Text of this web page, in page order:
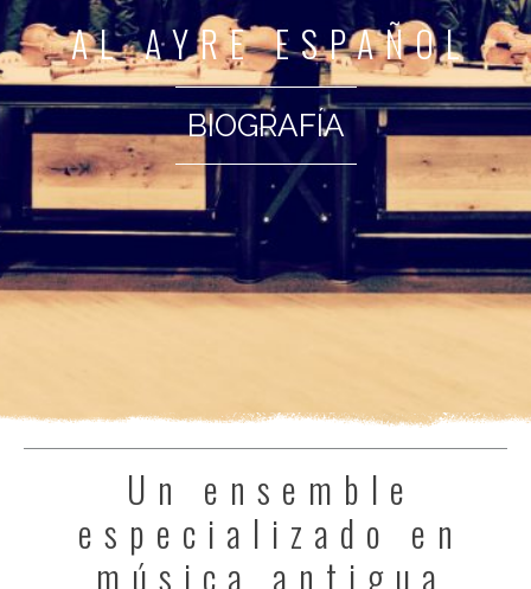
AL AYRE ESPAÑOL
BIOGRAFÍA
Un ensemble
especializado en
música antigua